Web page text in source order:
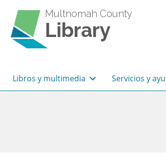
Multnomah County
Library
Navegación
Libros y multimedia Servicios y